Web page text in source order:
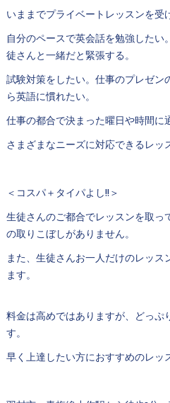
いままでプライベートレッスンを受
自分のペースで英会話を勉強した
徒さんと一緒だと緊張する。
試験対策をしたい。仕事のプレゼ
ら英語に慣れたい。
仕事の都合で決まった曜日や時間に
さまざまなニーズに対応できるレッ
＜コスパ＋タイパよし!!＞
生徒さんのご都合でレッスンを取っ
の取りこぼしがありません。
また、生徒さんお一人だけのレッス
ます。
料金は高めではありますが、どっぷ
す。
早く上達したい方におすすめのレッ